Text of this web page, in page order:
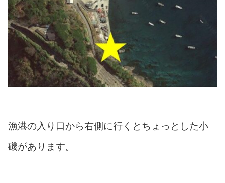
漁港の入り口から右側に行くとちょっとした小
磯があります。